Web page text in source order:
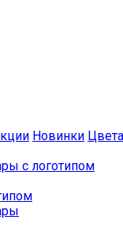
Новинки Цвета
с логотипом